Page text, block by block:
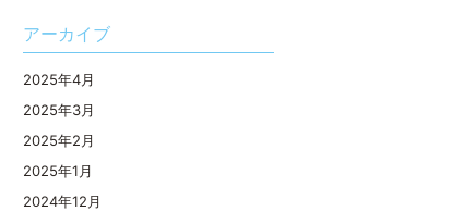
アーカイブ
2025年4月
2025年3月
2025年2月
2025年1月
2024年12月